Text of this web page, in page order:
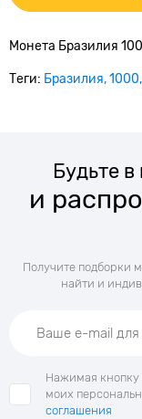
Монета Бразилия
Теги: Бразилия 1000
Будьте
и
Получите подборки
найти и
Нажимая кнопку
моих
соглашения